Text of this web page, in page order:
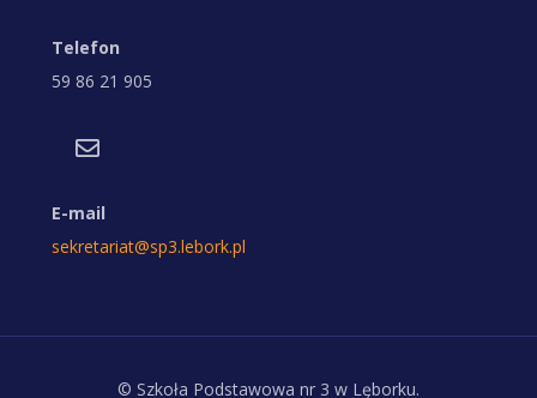
Telefon
59 86 21 905
E-mail
sekretariat@sp3.lebork.pl
© Szkoła Podstawowa nr 3 w Lęborku.